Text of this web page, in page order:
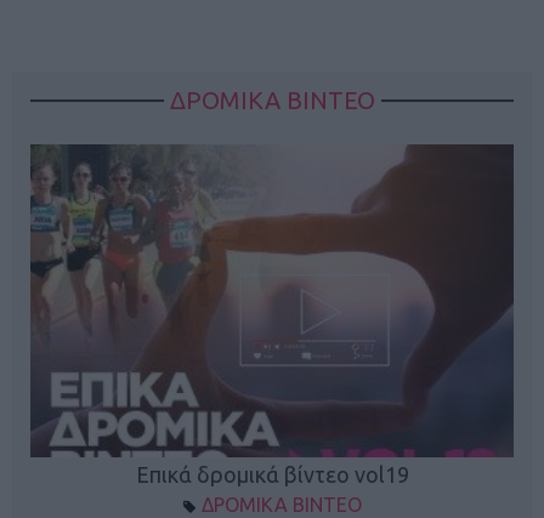
ΔΡΟΜΙΚΑ ΒΙΝΤΕΟ
Επικά δρομικά βίντεο vol19
ΔΡΟΜΙΚΑ ΒΙΝΤΕΟ